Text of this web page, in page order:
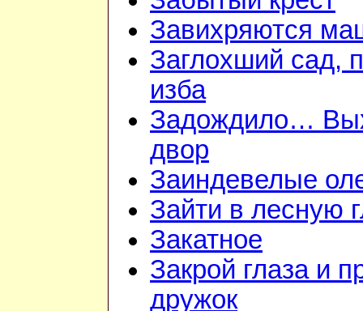
Завихряются
Заглохший сад,
изба
Задождило…
двор
Заиндевелые
Зайти в лесную
Закатное
Закрой глаза и
дружок